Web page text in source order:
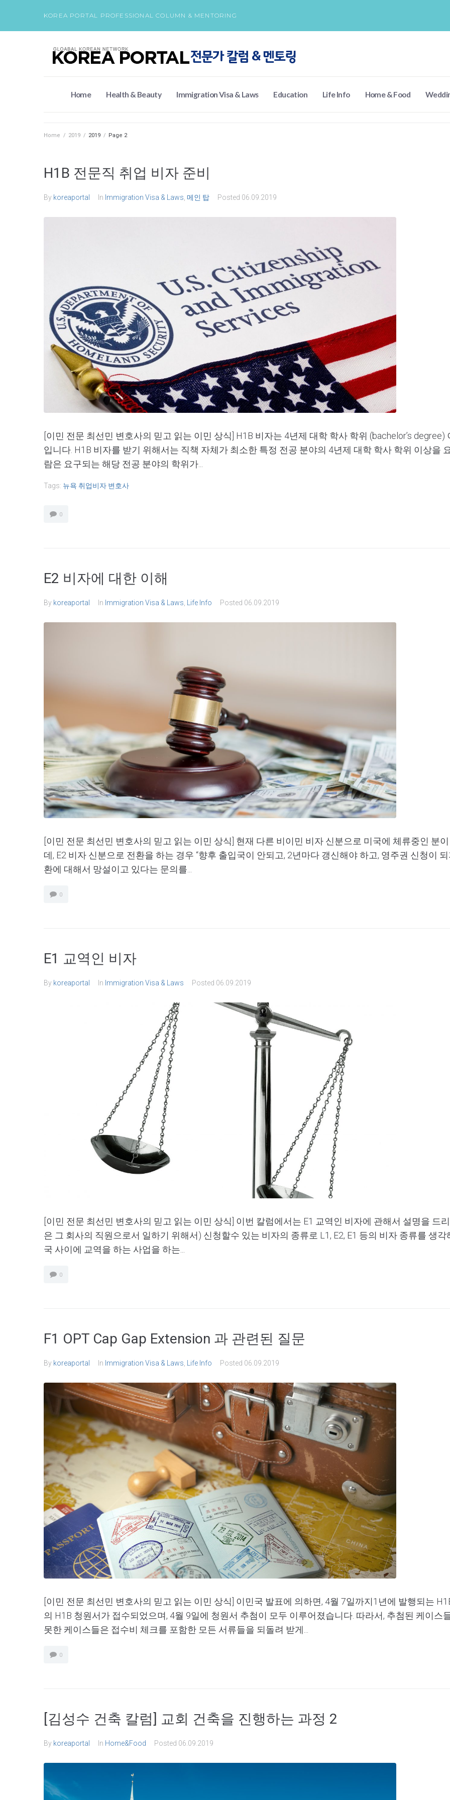
KOREA PORTAL PROFESSIONAL COLUMN & MENTORING
Home Health & Beauty Immigration Visa & Laws Education Life Info Home & Food
Home / 2019 / 2019 / Page 2
H1B 전문직 취업 비자 준비
By koreaportal In Immigration Visa & Laws 메인 탑 Posted 06.09.2019
[이민 전문 최선민 변호사의 믿고 읽는 이민 상식] H1B 비자는 4년제 대학 학사 학위 (bachelor’s
입니다. H1B 비자를 받기 위해서는 직책 자체가 최소한 특정 전공 분야의 4년제 대학 학사 학위 이상을
람은 요구되는 해당 전공 분야의 학위가...
Tags: 뉴욕 취업비자 변호사
0
E2 비자에 대한 이해
By koreaportal In Immigration Visa & Laws Life Info Posted 06.09.2019
[이민 전문 최선민 변호사의 믿고 읽는 이민 상식] 현재 다른 비이민 비자 신분으로 미국에 체류중인 분
데, E2 비자 신분으로 전환을 하는 경우 “향후 출입국이 안되고, 2년마다 갱신해야 하고, 영주권 신청이
환에 대해서 망설이고 있다는 문의를...
0
E1 교역인 비자
By koreaportal In Immigration Visa & Laws Posted 06.09.2019
[이민 전문 최선민 변호사의 믿고 읽는 이민 상식] 이번 칼럼에서는 E1 교역인 비자에 관해서 설명을 드
은 그 회사의 직원으로서 일하기 위해서) 신청할수 있는 비자의 종류로 L1, E2, E1 등의 비자 종류를 생
국 사이에 교역을 하는 사업을 하는...
0
F1 OPT Cap Gap Extension 과 관련된 질문
By koreaportal In Immigration Visa & Laws Life Info Posted 06.09.2019
[이민 전문 최선민 변호사의 믿고 읽는 이민 상식] 이민국 발표에 의하면, 4월 7일까지1년에 발행되는
의 H1B 청원서가 접수되었으며, 4월 9일에 청원서 추첨이 모두 이루어졌습니다. 따라서, 추첨된 케이스
못한 케이스들은 접수비 체크를 포함한 모든 서류들을 되돌려 받게...
0
[김성수 건축 칼럼] 교회 건축을 진행하는 과정 2
By koreaportal In Home&Food Posted 06.09.2019
Name
Password
Remember Me